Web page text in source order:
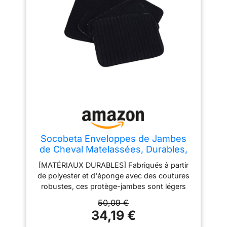
fonctions porte-clés et pendentif avec une
structure de modèle de cheval intégrée,
équilibrant la décoration et la praticité. Peut
être accroché sur des sacs ou des porte-
clés, s'adaptant à divers scénarios
d'utilisation pour les besoins quotidiens
Fabriqué à partir de matériaux en nylon non
l'appariement d'équipements de sport,
offrant un utilisateur confortable
Socobeta Enveloppes de Jambes
de Cheval Matelassées, Durables,
Résistantes à l'abrasion,
Ajustement Confortable pour
Divers Besoins
[MATÉRIAUX DURABLES] Fabriqués à partir
de polyester et d'éponge avec des coutures
robustes, ces protège-jambes sont légers
une utilisation durable. [FACILE À
NETTOYER] Le matériau résistant à
50,09 €
34,19 €